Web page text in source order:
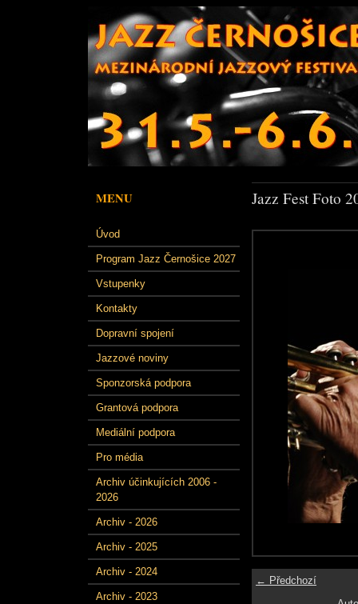
MENU
Úvod
Program Jazz Černošice 2027
Vstupenky
Kontakty
Dopravní spojení
Jazzové noviny
Sponzorská podpora
Grantová podpora
Mediální podpora
Pro média
Archiv účinkujících 2006 -
2026
Archiv - 2026
Archiv - 2025
Archiv - 2024
Archiv - 2023
Jazz Fest Foto
← Předchozí